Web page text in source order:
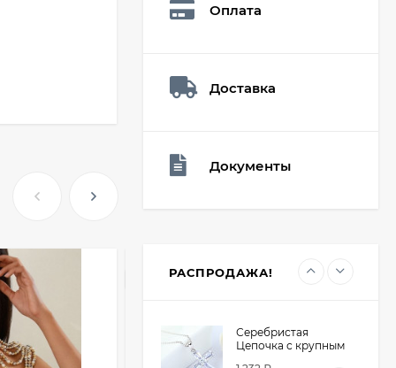
НОВИНКА
Оплата
Доставка
Документы
РАСПРОДАЖА!
19₽
Мешочек (5*7см)
Серебристая
Цепочка с крупным